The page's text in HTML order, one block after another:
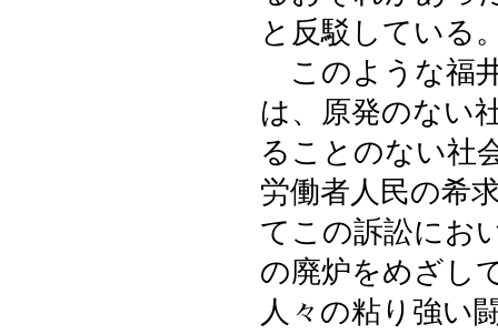
と反駁している
このような福
は、原発のない
ることのない社
労働者人民の希
てこの訴訟にお
の廃炉をめざし
人々の粘り強い